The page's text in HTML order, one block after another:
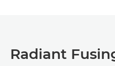
Radiant